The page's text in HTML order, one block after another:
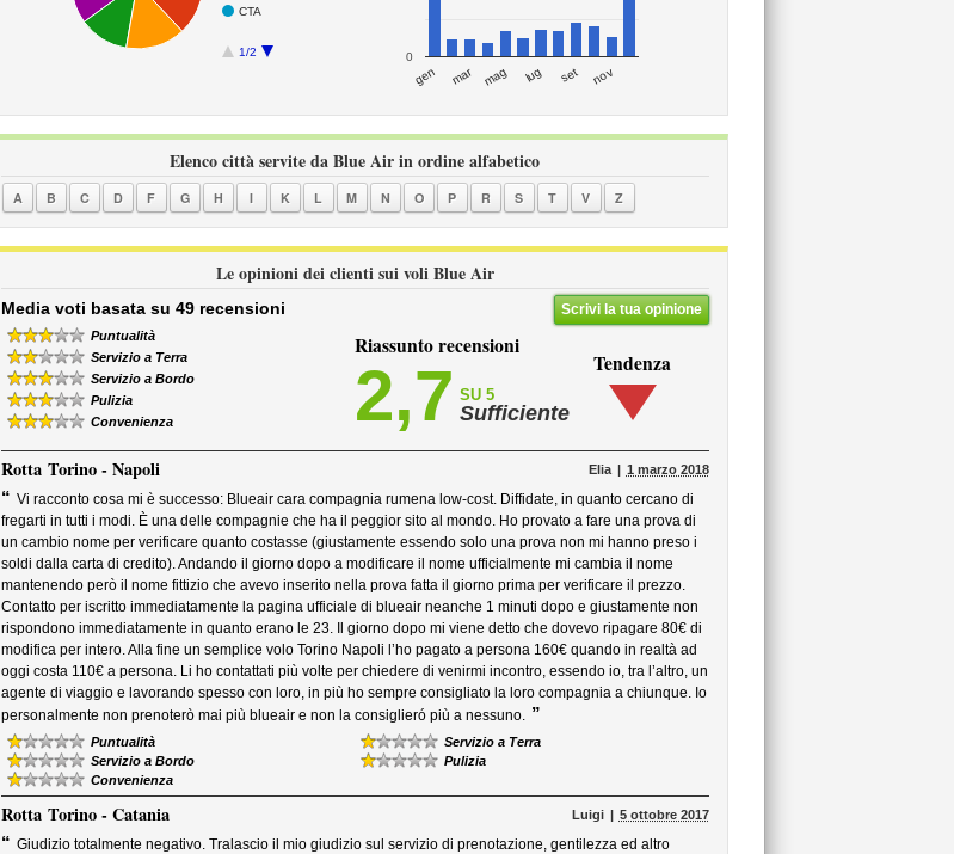
CTA
1/2
gen mar mag lug set nov
0
Elenco città servite da Blue Air in ordine alfabetico
A B C D F G H I K L M N O P R S T V Z
Le opinioni dei clienti sui voli Blue Air
Scrivi la tua opinione
Media voti basata su 49 recensioni
Puntualità
Servizio a Terra
Servizio a Bordo
Pulizia
Convenienza
Riassunto recensioni
2,7 SU 5
Sufficiente
Tendenza
Rotta Torino - Napoli Elia 1 marzo 2018
“ Vi racconto cosa mi è successo: Blueair cara compagnia rumena low-cost. Diffidate, in quanto cercano di
fregarti in tutti i modi. È una delle compagnie che ha il peggior sito al mondo. Ho provato a fare una prova di
un cambio nome per verificare quanto costasse (giustamente essendo solo una prova non mi hanno preso i
soldi dalla carta di credito). Andando il giorno dopo a modificare il nome ufficialmente mi cambia il nome
mantenendo però il nome fittizio che avevo inserito nella prova fatta il giorno prima per verificare il prezzo.
Contatto per iscritto immediatamente la pagina ufficiale di blueair neanche 1 minuti dopo e giustamente non
rispondono immediatamente in quanto erano le 23. Il giorno dopo mi viene detto che dovevo ripagare 80€ di
modifica per intero. Alla fine un semplice volo Torino Napoli l’ho pagato a persona 160€ quando in realtà ad
oggi costa 110€ a persona. Li ho contattati più volte per chiedere di venirmi incontro, essendo io, tra l’altro, un
agente di viaggio e lavorando spesso con loro, in più ho sempre consigliato la loro compagnia a chiunque. Io
personalmente non prenoterò mai più blueair e non la consiglieró più a nessuno. ”
Puntualità
Servizio a Terra
Servizio a Bordo
Pulizia
Convenienza
Rotta Torino - Catania Luigi 5 ottobre 2017
“ Giudizio totalmente negativo. Tralascio il mio giudizio sul servizio di prenotazione, gentilezza ed altro